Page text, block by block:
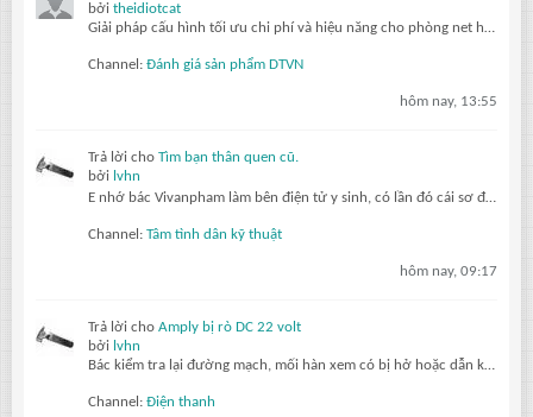
bởi theidiotcat
Giải pháp cấu hình tối ưu chi phí và hiệu năng cho phòng net hiện đại với AMD Ryzen 7 5700G, 5700X và Radeon RX 6500XT, 7600 8GB
Channel: Đánh giá sản phẩm DTVN
hôm nay, 13:55
Trả lời cho Tìm bạn thân quen cũ.
bởi lvhn
E nhớ bác Vivanpham làm bên điện tử y sinh, có lần đó cái sơ đồ máy chụp x quang sao có mấy con thryristor làm gì mà ko ai trả lới đúng cả
Channel: Tâm tình dân kỹ thuật
hôm nay, 09:17
Trả lời cho Amply bị rò DC 22 volt
bởi lvhn
Bác kiểm tra lại đường mạch, mối hàn xem có bị hở hoặc dẫn không tốt không?
Channel: Điện thanh